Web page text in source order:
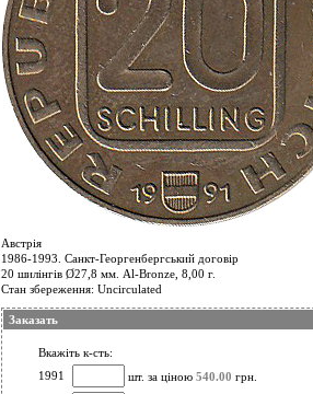
Австрія
1986-1993. Санкт-Георгенбергський договір
20 шилінгів Ø27,8 мм. Al-Bronze, 8,00 г.
Стан збереження: Uncirculated
Заказать
Вкажіть к-сть:
1991
шт. за ціною 540.00 грн.